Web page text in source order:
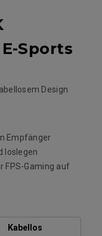
Sports
Design
Empfänger
loslegen
FPS-Gaming auf
Kabellos